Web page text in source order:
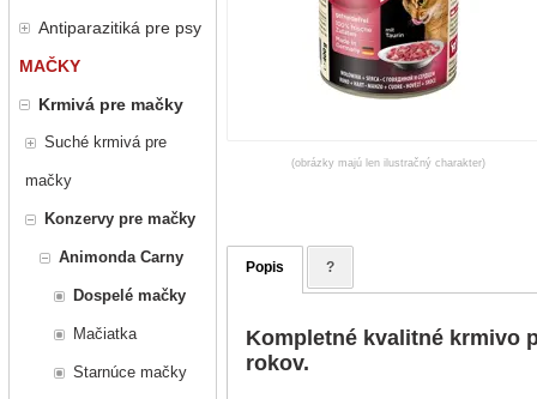
Antiparazitiká pre psy
MAČKY
Krmivá pre mačky
Suché krmivá pre
mačky
Konzervy pre mačky
Animonda Carny
Dospelé mačky
Mačiatka
Starnúce mačky
(obrázky majú len ilustračný charakter)
Popis ?
Kompletné kvalitné krmivo
rokov.